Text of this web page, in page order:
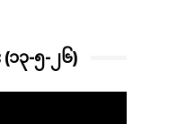
၃-၅-၂၆)